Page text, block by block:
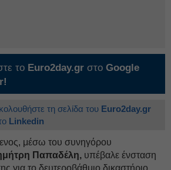
το Euro2day.gr στο Google
τη σελίδα του Euro2day.gr
Linkedin
μέσω του συνηγόρου
Παπαδέλη, υπέβαλε ένσταση
για το δευτεροβάθμιο δικαστήριο